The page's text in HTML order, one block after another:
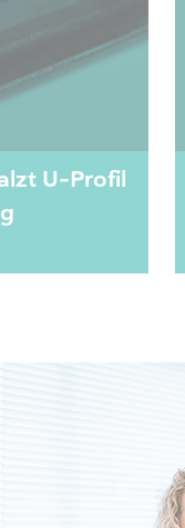
U-Profil